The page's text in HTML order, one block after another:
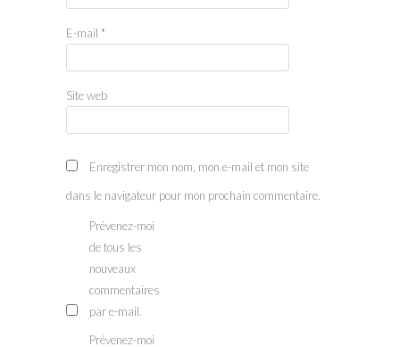
E-mail *
Site web
Enregistrer mon nom, mon e-mail et mon site
dans le navigateur pour mon prochain commentaire.
Prévenez-moi
de tous les
nouveaux
commentaires
par e-mail.
Prévenez-moi